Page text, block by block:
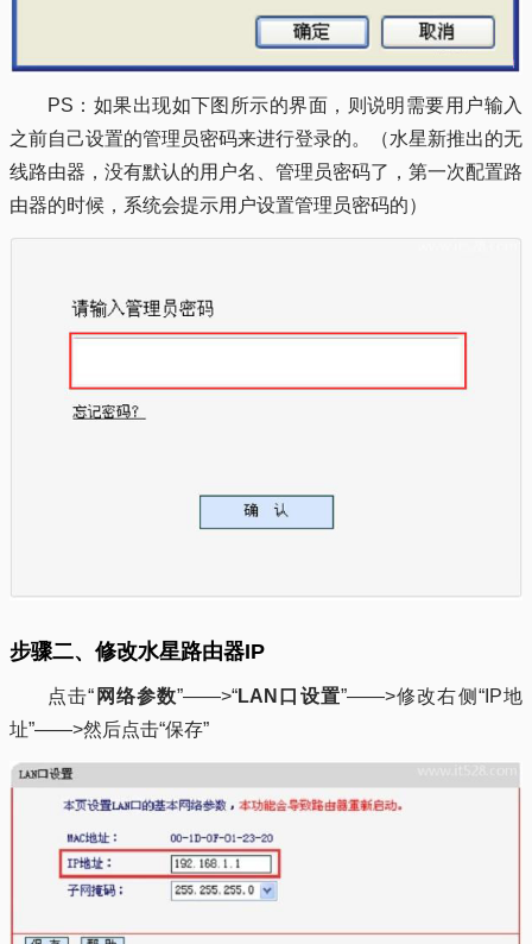
PS：如果出现如下图所示的界面，则说明需要用户输入
之前自己设置的管理员密码来进行登录的。（水星新推出的无
线路由器，没有默认的用户名、管理员密码了，第一次配置路
由器的时候，系统会提示用户设置管理员密码的）
步骤二、修改水星路由器IP
点击“ 网络参数”——>“LAN口设置”——>修改右侧“IP地
址”——>然后点击“保存”